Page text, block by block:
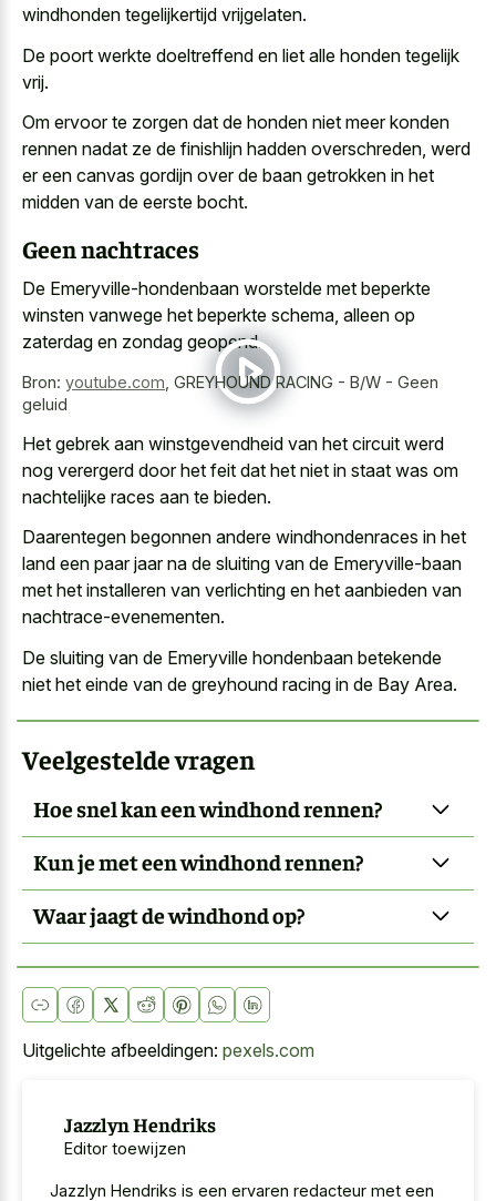
windhonden tegelijkertijd vrijgelaten.
De poort werkte doeltreffend en liet alle honden tegelijk
vrij.
Om ervoor te zorgen dat de honden niet meer konden
rennen nadat ze de finishlijn hadden overschreden, werd
er een canvas gordijn over de baan getrokken in het
midden van de eerste bocht.
Geen nachtraces
De Emeryville-hondenbaan worstelde met beperkte
winsten vanwege het beperkte schema, alleen op
zaterdag en zondag geopend.
Bron: youtube.com GREYHOUND RACING - B/W - Geen
geluid
Het gebrek aan winstgevendheid van het circuit werd
nog verergerd door het feit dat het niet in staat was om
nachtelijke races aan te bieden.
Daarentegen begonnen andere windhondenraces in het
land een paar jaar na de sluiting van de Emeryville-baan
met het installeren van verlichting en het aanbieden van
nachtrace-evenementen.
De sluiting van de Emeryville hondenbaan betekende
niet het einde van de greyhound racing in de Bay Area.
Veelgestelde vragen
Hoe snel kan een windhond rennen?
Kun je met een windhond rennen?
Waar jaagt de windhond op?
Uitgelichte afbeeldingen: pexels.com
Jazzlyn Hendriks
Editor toewijzen
Jazzlyn Hendriks is een ervaren redacteur met een